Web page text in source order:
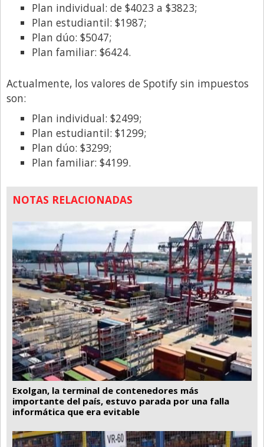
Plan individual: de $4023 a $3823;
Plan estudiantil: $1987;
Plan dúo: $5047;
Plan familiar: $6424.
Actualmente, los valores de Spotify sin impuestos
son:
Plan individual: $2499;
Plan estudiantil: $1299;
Plan dúo: $3299;
Plan familiar: $4199.
NOTAS RELACIONADAS
Exolgan, la terminal de contenedores más
importante del país, estuvo parada por una falla
informática que era evitable